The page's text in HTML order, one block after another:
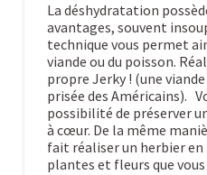
La déshydratation
avantages, souvent
technique vous permet
viande ou du poisson.
propre Jerky ! (une
prisée des Américains).
possibilité de préserver
à cœur. De la même
fait réaliser un herbier
plantes et fleurs que